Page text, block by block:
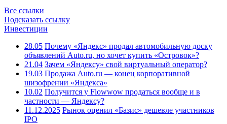
Все ссылки
Подсказать ссылку
Инвестиции
28.05 Почему «Яндекс» продал автомобильную доску
объявлений Auto.ru, но хочет купить «Островок»?
21.04 Зачем «Яндексу» свой виртуальный оператор?
19.03 Продажа Auto.ru — конец корпоративной
шизофрении «Яндекса»
10.02 Получится у Flowwow продаться вообще и в
частности — Яндексу?
11.12.2025 Рынок оценил «Базис» дешевле участников
IPO